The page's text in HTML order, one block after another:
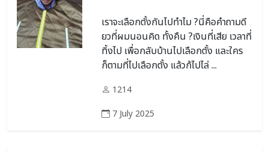
เราจะเลือกตั้งกันไปทำไม ?นี่คือคำถามดี
ยวที่ผมนอนคิด ทั้งคืน ?เงินที่เสีย เวลาที่
ทิ้งไป เพื่อกลับบ้านไปเลือกตั้ง และใคร
ก็ตามที่ไปเลือกตั้ง แล้วก้ไปไล่ ...
1214
7 July 2025